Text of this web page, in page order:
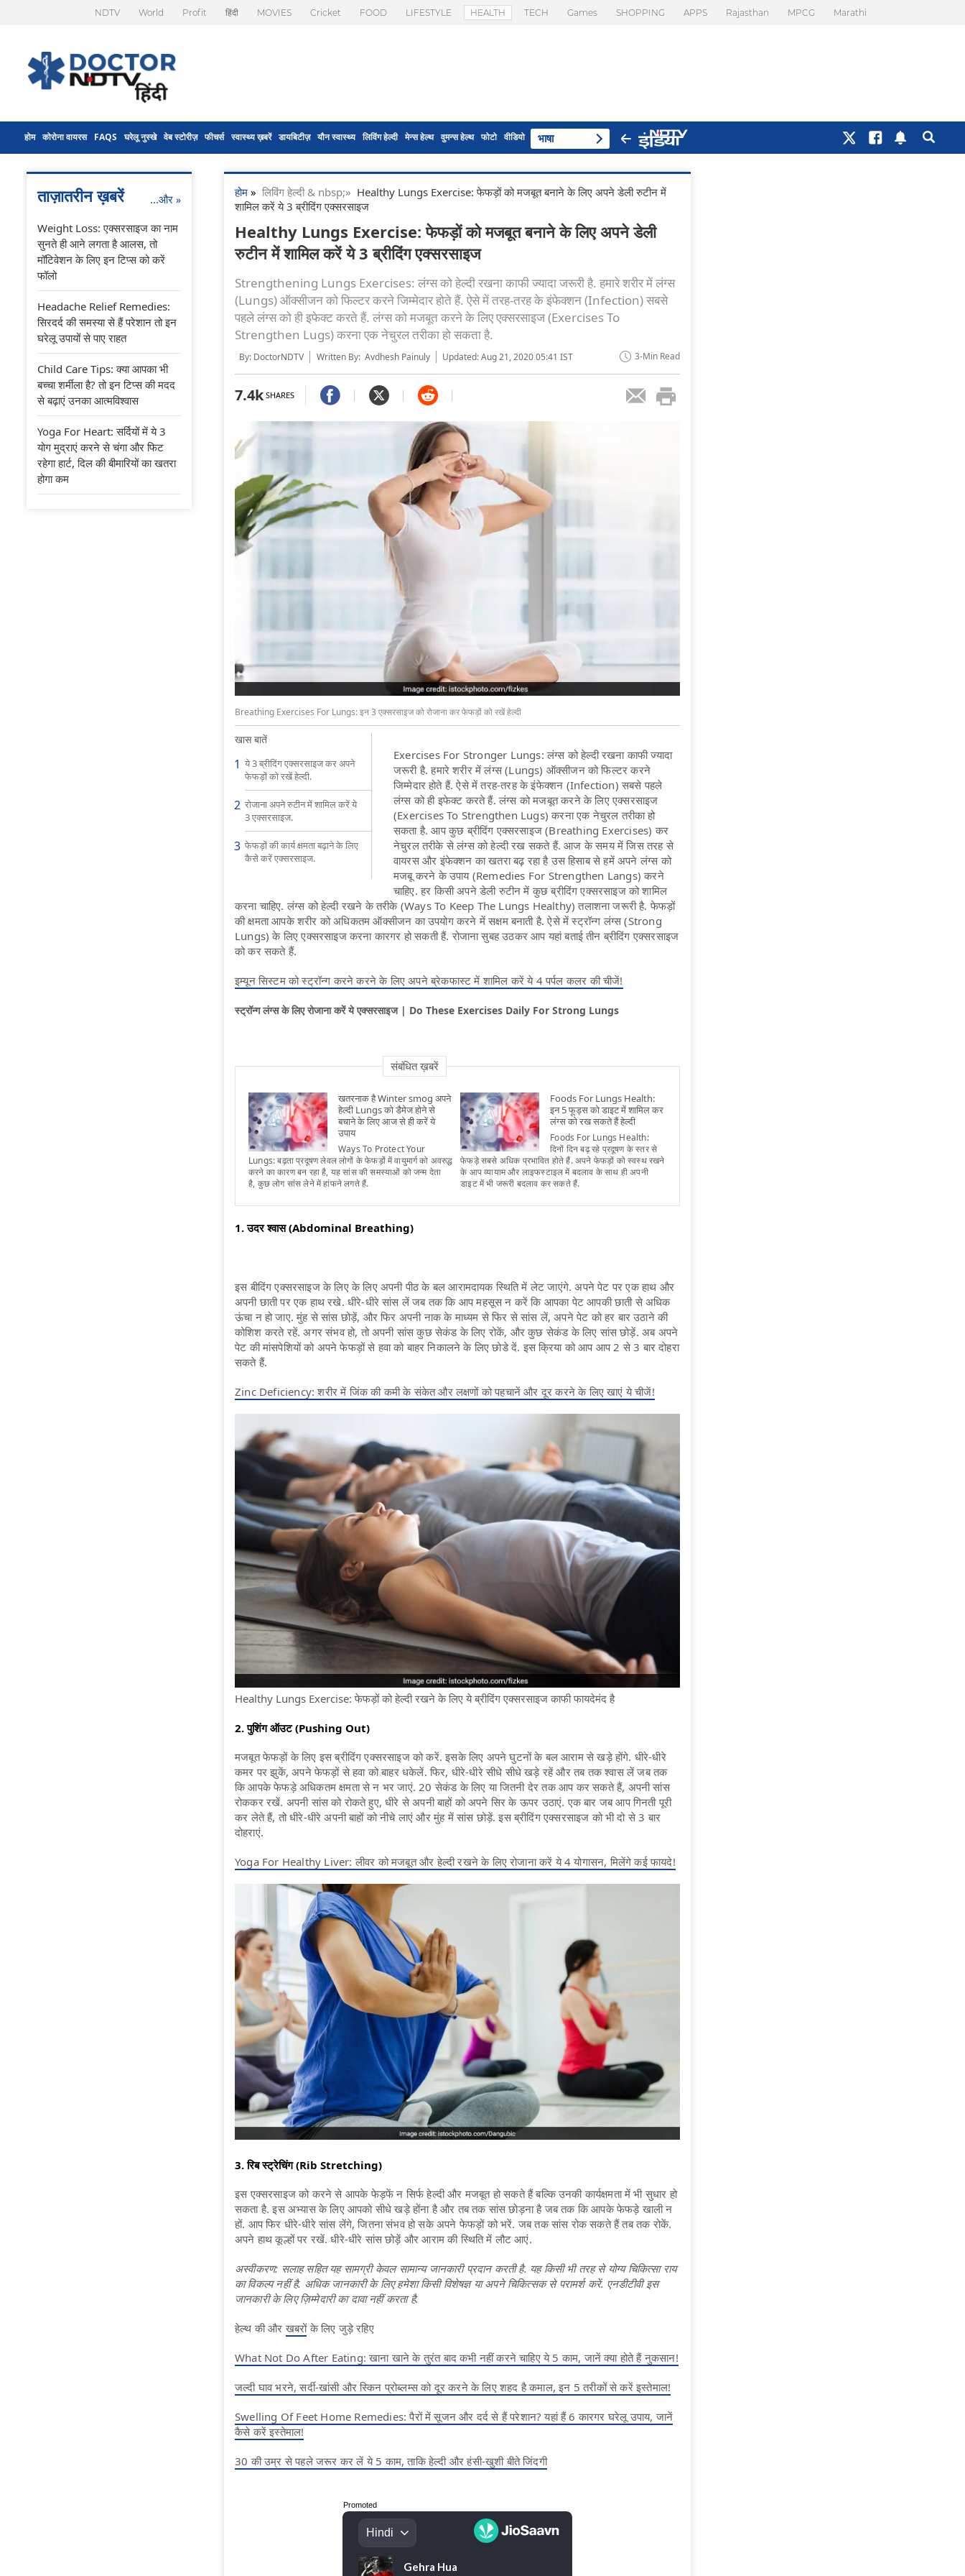
NDTV World Profit हिंदी MOVIES Cricket FOOD LIFESTYLE HEALTH TECH Games SHOPPING APPS Rajasthan MPCG Marathi
होम कोरोना वायरस FAQS घरेलू नुस्खे वेब स्टोरीज़ फीचर्स स्वास्थ्य ख़बरें डायबिटीज़ यौन स्वास्थ्य लिविंग हेल्दी मेन्स हेल्थ वुमन्स हेल्थ फोटो वीडियो भाषा
होम » लिविंग हेल्दी & nbsp;» Healthy Lungs Exercise: फेफड़ों को मजबूत बनाने के लिए अपने डेली रुटीन में
शामिल करें ये 3 ब्रीदिंग एक्सरसाइज
Healthy Lungs Exercise: फेफड़ों को मजबूत बनाने के लिए अपने डेली
रुटीन में शामिल करें ये 3 ब्रीदिंग एक्सरसाइज
Strengthening Lungs Exercises: लंग्स को हेल्दी रखना काफी ज्यादा जरूरी है. हमारे शरीर में लंग्स
(Lungs) ऑक्सीजन को फिल्टर करने जिम्मेदार होते हैं. ऐसे में तरह-तरह के इंफेक्शन (Infection) सबसे
पहले लंग्स को ही इफेक्ट करते हैं. लंग्स को मजबूत करने के लिए एक्सरसाइज (Exercises To
Strengthen Lugs) करना एक नेचुरल तरीका हो सकता है.
By: DoctorNDTV Written By: Avdhesh Painuly Updated: Aug 21, 2020 05:41 IST 3-Min Read
7.4k SHARES
Breathing Exercises For Lungs: इन 3 एक्सरसाइज को रोजाना कर फेफड़ों को रखें हेल्दी
खास बातें
ये 3 ब्रीदिंग एक्सरसाइज कर अपने
फेफड़ों को रखें हेल्दी.
रोजाना अपने रुटीन में शामिल करें ये
3 एक्सरसाइज.
फेफड़ों की कार्य क्षमता बढ़ाने के लिए
कैसे करें एक्सरसाइज.
Exercises For Stronger Lungs: लंग्स को हेल्दी रखना काफी ज्यादा
जरूरी है. हमारे शरीर में लंग्स (Lungs) ऑक्सीजन को फिल्टर करने
जिम्मेदार होते हैं. ऐसे में तरह-तरह के इंफेक्शन (Infection) सबसे पहले
लंग्स को ही इफेक्ट करते हैं. लंग्स को मजबूत करने के लिए एक्सरसाइज
(Exercises To Strengthen Lugs) करना एक नेचुरल तरीका हो
सकता है. आप कुछ ब्रीदिंग एक्सरसाइज (Breathing Exercises) कर
नेचुरल तरीके से लंग्स को हेल्दी रख सकते हैं. आज के समय में जिस तरह से
वायरस और इंफेक्शन का खतरा बढ़ रहा है उस हिसाब से हमें अपने लंग्स को
मजबू करने के उपाय (Remedies For Strengthen Langs) करने
चाहिए. हर किसी अपने डेली रुटीन में कुछ ब्रीदिंग एक्सरसाइज को शामिल
करना चाहिए. लंग्स को हेल्दी रखने के तरीके (Ways To Keep The Lungs Healthy) तलाशना जरूरी है. फेफड़ों
की क्षमता आपके शरीर को अधिकतम ऑक्सीजन का उपयोग करने में सक्षम बनाती है. ऐसे में स्ट्रॉन्ग लंग्स (Strong
Lungs) के लिए एक्सरसाइज करना कारगर हो सकती हैं. रोजाना सुबह उठकर आप यहां बताई तीन ब्रीदिंग एक्सरसाइज
को कर सकते हैं.
इम्यून सिस्टम को स्ट्रॉन्ग करने करने के लिए अपने ब्रेकफास्ट में शामिल करें ये 4 पर्पल कलर की चीजें!
स्ट्रॉन्ग लंग्स के लिए रोजाना करें ये एक्सरसाइज | Do These Exercises Daily For Strong Lungs
संबंधित ख़बरें
खतरनाक है Winter smog अपने
हेल्दी Lungs को डैमेज होने से
बचाने के लिए आज से ही करें ये
उपाय
Ways To Protect Your
Lungs: बढ़ता प्रदूषण लेवल लोगों के फेफड़ों में वायुमार्ग को अवरुद्ध
करने का कारण बन रहा है, यह सांस की समस्याओं को जन्म देता
है, कुछ लोग सांस लेने में हांफने लगते हैं.
Foods For Lungs Health:
इन 5 फूड्स को डाइट में शामिल कर
लंग्स को रख सकते हैं हेल्दी
Foods For Lungs Health:
दिनों दिन बढ़ रहे प्रदूषण के स्तर से
फेफड़े सबसे अधिक प्रभावित होते हैं. अपने फेफड़ों को स्वस्थ रखने
के आप व्यायाम और लाइफस्टाइल में बदलाव के साथ ही अपनी
डाइट में भी जरूरी बदलाव कर सकते हैं.
1. उदर श्वास (Abdominal Breathing)
इस बीदिंग एक्सरसाइज के लिए के लिए अपनी पीठ के बल आरामदायक स्थिति में लेट जाएंगे. अपने पेट पर एक हाथ और
अपनी छाती पर एक हाथ रखे. धीरे-धीरे सांस लें जब तक कि आप महसूस न करें कि आपका पेट आपकी छाती से अधिक
ऊंचा न हो जाए. मुंह से सांस छोड़ें, और फिर अपनी नाक के माध्यम से फिर से सांस लें, अपने पेट को हर बार उठाने की
कोशिश करते रहें. अगर संभव हो, तो अपनी सांस कुछ सेकंड के लिए रोकें, और कुछ सेकंड के लिए सांस छोड़ें. अब अपने
पेट की मांसपेशियों को अपने फेफड़ों से हवा को बाहर निकालने के लिए छोडे दें. इस क्रिया को आप आप 2 से 3 बार दोहरा
सकते हैं.
Zinc Deficiency: शरीर में जिंक की कमी के संकेत और लक्षणों को पहचानें और दूर करने के लिए खाएं ये चीजें!
Healthy Lungs Exercise: फेफड़ों को हेल्दी रखने के लिए ये ब्रीदिंग एक्सरसाइज काफी फायदेमंद है
2. पुशिंग ऑउट (Pushing Out)
मजबूत फेफड़ों के लिए इस ब्रीदिंग एक्सरसाइज को करें. इसके लिए अपने घुटनों के बल आराम से खड़े होंगे. धीरे-धीरे
कमर पर झुकें, अपने फेफड़ों से हवा को बाहर धकेलें. फिर, धीरे-धीरे सीधे सीधे खड़े रहें और तब तक श्वास लें जब तक
कि आपके फेफड़े अधिकतम क्षमता से न भर जाएं. 20 सेकंड के लिए या जितनी देर तक आप कर सकते हैं, अपनी सांस
रोककर रखें. अपनी सांस को रोकते हुए, धीरे से अपनी बाहों को अपने सिर के ऊपर उठाएं. एक बार जब आप गिनती पूरी
कर लेते हैं, तो धीरे-धीरे अपनी बाहों को नीचे लाएं और मुंह में सांस छोड़ें. इस ब्रीदिंग एक्सरसाइज को भी दो से 3 बार
दोहराएं.
Yoga For Healthy Liver: लीवर को मजबूत और हेल्दी रखने के लिए रोजाना करें ये 4 योगासन, मिलेंगे कई फायदे!
3. रिब स्ट्रेचिंग (Rib Stretching)
इस एक्सरसाइज को करने से आपके फेड़फें न सिर्फ हेल्दी और मजबूत हो सकते हैं बल्कि उनकी कार्यक्षमता में भी सुधार हो
सकता है. इस अभ्यास के लिए आपको सीधे खड़े होंना है और तब तक सांस छोड़ना है जब तक कि आपके फेफड़े खाली न
हों. आप फिर धीरे-धीरे सांस लेंगे, जितना संभव हो सके अपने फेफड़ों को भरें. जब तक सांस रोक सकते हैं तब तक रोकें.
अपने हाथ कूल्हों पर रखें. धीरे-धीरे सांस छोड़ें और आराम की स्थिति में लौट आएं.
अस्वीकरण: सलाह सहित यह सामग्री केवल सामान्य जानकारी प्रदान करती है. यह किसी भी तरह से योग्य चिकित्सा राय
का विकल्प नहीं है. अधिक जानकारी के लिए हमेशा किसी विशेषज्ञ या अपने चिकित्सक से परामर्श करें. एनडीटीवी इस
जानकारी के लिए ज़िम्मेदारी का दावा नहीं करता है.
हेल्थ की औरखबरोंके लिए जुड़े रहिए
What Not Do After Eating: खाना खाने के तुरंत बाद कभी नहीं करने चाहिए ये 5 काम, जानें क्या होते हैं नुकसान!
जल्दी घाव भरने, सर्दी-खांसी और स्किन प्रोब्लम्स को दूर करने के लिए शहद है कमाल, इन 5 तरीकों से करें इस्तेमाल!
Swelling Of Feet Home Remedies: पैरों में सूजन और दर्द से हैं परेशान? यहां हैं 6 कारगर घरेलू उपाय, जानें
कैसे करें इस्तेमाल!
30 की उम्र से पहले जरूर कर लें ये 5 काम, ताकि हेल्दी और हंसी-खुशी बीते जिंदगी
Promoted
ताज़ातरीन ख़बरें ...और »
Weight Loss: एक्सरसाइज का नाम
सुनते ही आने लगता है आलस, तो
मॉटिवेशन के लिए इन टिप्स को करें
फॉलो
Headache Relief Remedies:
सिरदर्द की समस्या से हैं परेशान तो इन
घरेलू उपायों से पाए राहत
Child Care Tips: क्या आपका भी
बच्चा शर्मीला है? तो इन टिप्स की मदद
से बढ़ाएं उनका आत्मविश्वास
Yoga For Heart: सर्दियों में ये 3
योग मुद्राएं करने से चंगा और फिट
रहेगा हार्ट, दिल की बीमारियों का खतरा
होगा कम